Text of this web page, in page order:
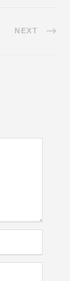
NEXT